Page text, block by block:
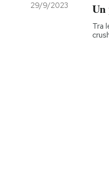
29/9/2023 Un
Tra